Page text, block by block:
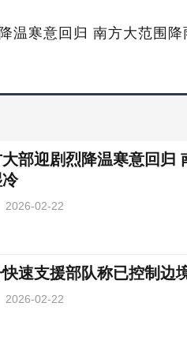
温寒意回归 南方大范围
部迎剧烈降温寒意回归
2026-02-22
速支援部队称已控制边
2026-02-22